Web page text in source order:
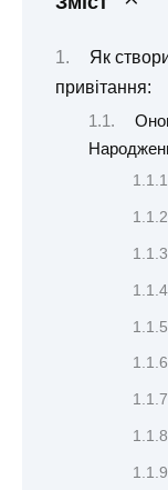
Як
привітання: